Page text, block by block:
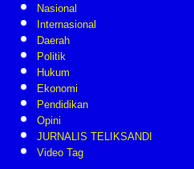
Nasional
Internasional
Daerah
Politik
Hukum
Ekonomi
Pendidikan
Opini
JURNALIS TELIKSANDI
Video Tag